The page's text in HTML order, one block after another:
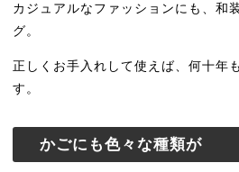
カジュアルなファッションにも、和
グ。
正しくお手入れして使えば、何十年
す。
かごにも色々な種類が